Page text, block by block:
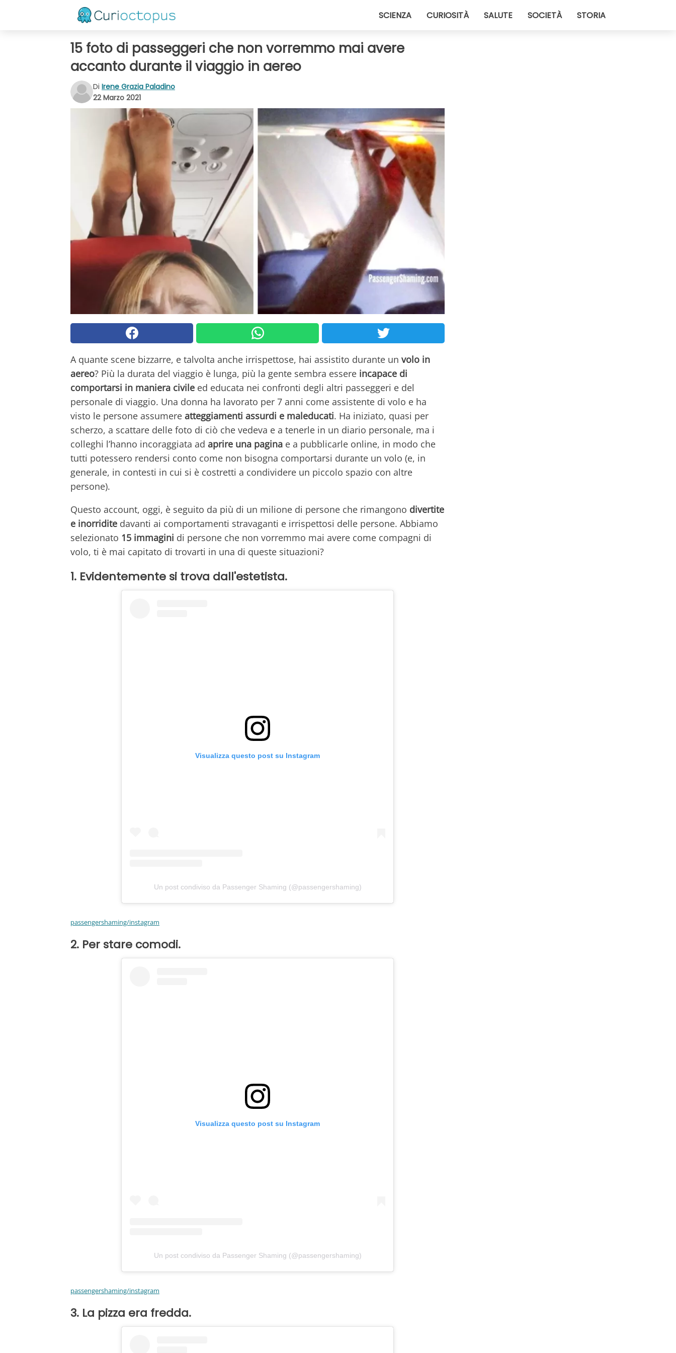
SCIENZA CURIOSITÀ SALUTE SOCIETÀ STORIA
15 foto di passeggeri che non vorremmo mai avere
accanto durante il viaggio in aereo
Di Irene Grazia Paladino
22 Marzo 2021
A quante scene bizzarre, e talvolta anche irrispettose, hai assistito durante un volo in
aereo? Più la durata del viaggio è lunga, più la gente sembra essere incapace di
comportarsi in maniera civile ed educata nei confronti degli altri passeggeri e del
personale di viaggio. Una donna ha lavorato per 7 anni come assistente di volo e ha
visto le persone assumere atteggiamenti assurdi e maleducati. Ha iniziato, quasi per
scherzo, a scattare delle foto di ciò che vedeva e a tenerle in un diario personale, ma i
colleghi l’hanno incoraggiata ad aprire una pagina e a pubblicarle online, in modo che
tutti potessero rendersi conto come non bisogna comportarsi durante un volo (e, in
generale, in contesti in cui si è costretti a condividere un piccolo spazio con altre
persone).
Questo account, oggi, è seguito da più di un milione di persone che rimangono divertite
e inorridite davanti ai comportamenti stravaganti e irrispettosi delle persone. Abbiamo
selezionato 15 immagini di persone che non vorremmo mai avere come compagni di
volo, ti è mai capitato di trovarti in una di queste situazioni?
1. Evidentemente si trova dall'estetista.
Visualizza questo post su Instagram
Un post condiviso da Passenger Shaming (@passengershaming)
passengershaming/instagram
2. Per stare comodi.
Visualizza questo post su Instagram
Un post condiviso da Passenger Shaming (@passengershaming)
passengershaming/instagram
3. La pizza era fredda.